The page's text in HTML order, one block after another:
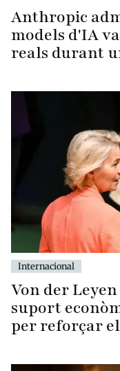
Anthropic
models d'IA
reals durant
Internacional
Von der
suport
per reforçar